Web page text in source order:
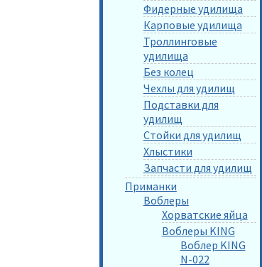
Фидерные удилища
Карповые удилища
Троллинговые
удилища
Без колец
Чехлы для удилищ
Подставки для
удилищ
Стойки для удилищ
Хлыстики
Запчасти для удилищ
Приманки
Воблеры
Хорватские яйца
Воблеры KING
Воблер KING
N-022